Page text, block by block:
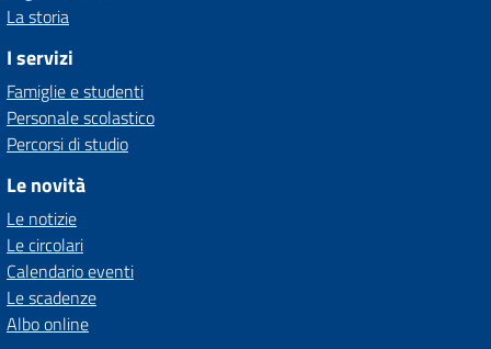
La storia
I servizi
Famiglie e studenti
Personale scolastico
Percorsi di studio
Le novità
Le notizie
Le circolari
Calendario eventi
Le scadenze
Albo online